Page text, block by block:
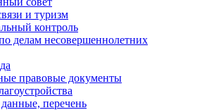
и туризм
контроль
делам несовершеннолетних
правовые документы
перечень